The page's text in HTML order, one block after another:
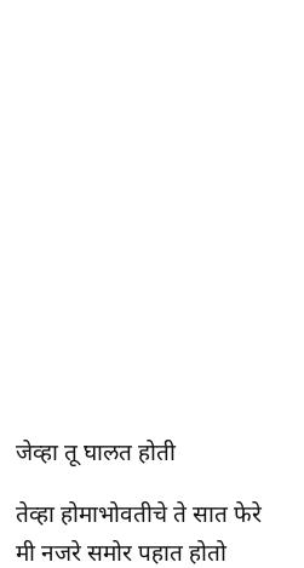
जेव्हा तू घालत होती
तेव्हा होमाभोवतीचे ते सात फेरे
मी नजरे समोर पहात होतो